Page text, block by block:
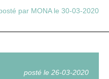
par MONA le 30-03-2020
posté le 26-03-2020